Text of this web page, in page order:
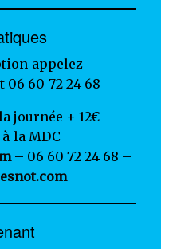
appelez
06 60 72 24 68
journée + 12€
la MDC
– 06 60 72 24 68 –